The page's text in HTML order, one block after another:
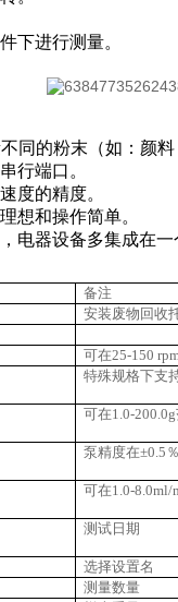
下进行测量。
同的粉末（如：颜
行端口。
度的精度。
想和操作简单。
电器设备多集成在
备注
安装废物回收
可在25-150
特殊规格下支
可在1.0-
泵精度在±0.5％
可在1.0-
测试日期
选择设置名
测量数量